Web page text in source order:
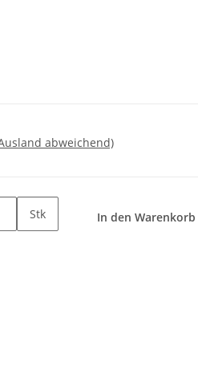
abweichend)
Stk In den Warenkorb